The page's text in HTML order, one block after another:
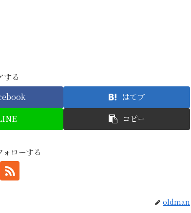
する
はてブ
コピー
ローする
oldman